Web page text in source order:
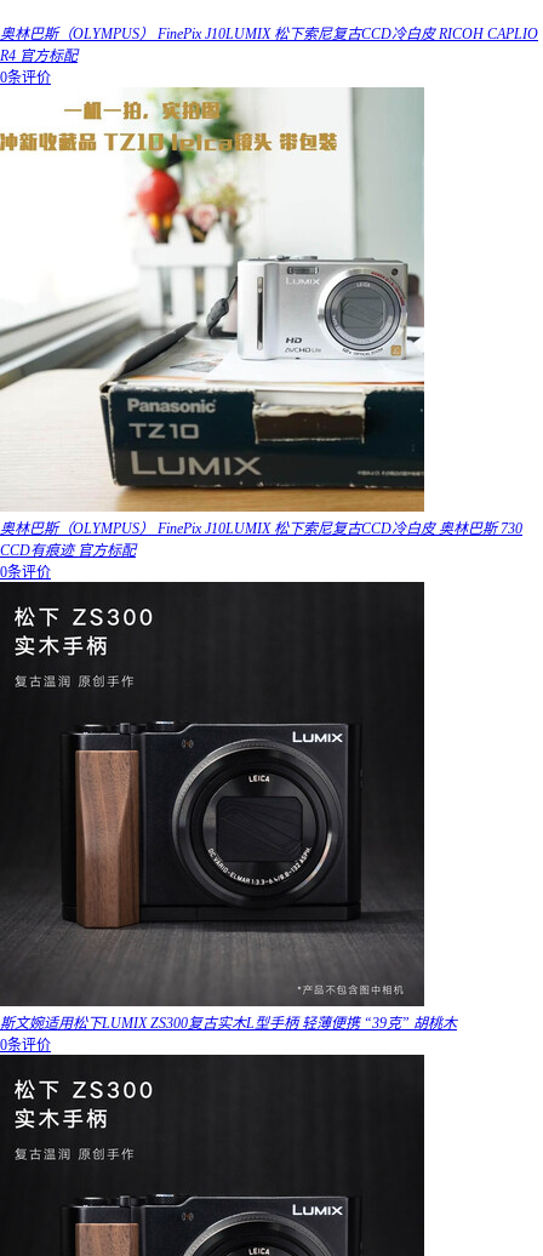
奥林巴斯（OLYMPUS） FinePix J10LUMIX 松下索尼复古CCD冷白皮 RICOH CAPLIO
R4 官方标配
0条评价
奥林巴斯（OLYMPUS） FinePix J10LUMIX 松下索尼复古CCD冷白皮 奥林巴斯 730
CCD有痕迹 官方标配
0条评价
斯文婉适用松下LUMIX ZS300复古实木L型手柄 轻薄便携 “39克” 胡桃木
0条评价